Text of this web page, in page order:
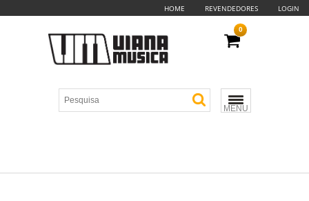
HOME REVENDEDORES LOGIN
MENU
0